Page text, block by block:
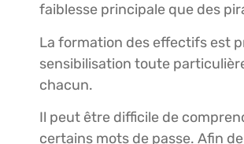
faiblesse principale que des
La formation des effectifs est
sensibilisation toute
chacun.
Il peut être difficile de
certains mots de passe. Afin